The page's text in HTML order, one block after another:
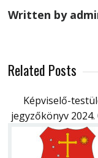
Written by
Related Posts
Képviselő-
jegyzőkönyv 2024.